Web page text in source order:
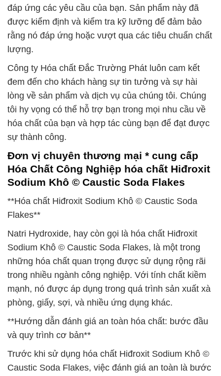
đáp ứng các yêu cầu của bạn. Sản phẩm này đã
được kiểm định và kiểm tra kỹ lưỡng để đảm bảo
rằng nó đáp ứng hoặc vượt qua các tiêu chuẩn chất
lượng.
Công ty Hóa chất Đắc Trường Phát luôn cam kết
đem đến cho khách hàng sự tin tưởng và sự hài
lòng về sản phẩm và dịch vụ của chúng tôi. Chúng
tôi hy vọng có thể hỗ trợ bạn trong mọi nhu cầu về
hóa chất của bạn và hợp tác cùng bạn để đạt được
sự thành công.
Đơn vị chuyên thương mại * cung cấp
Hóa Chất Công Nghiệp hóa chất Hiđroxit
Sodium Khô © Caustic Soda Flakes
**Hóa chất Hiđroxit Sodium Khô © Caustic Soda
Flakes**
Natri Hydroxide, hay còn gọi là hóa chất Hiđroxit
Sodium Khô © Caustic Soda Flakes, là một trong
những hóa chất quan trọng được sử dụng rộng rãi
trong nhiều ngành công nghiệp. Với tính chất kiềm
mạnh, nó được áp dụng trong quá trình sản xuất xà
phòng, giấy, sợi, và nhiều ứng dụng khác.
**Hướng dẫn đánh giá an toàn hóa chất: bước đầu
và quy trình cơ bản**
Trước khi sử dụng hóa chất Hiđroxit Sodium Khô ©
Caustic Soda Flakes, việc đánh giá an toàn là bước